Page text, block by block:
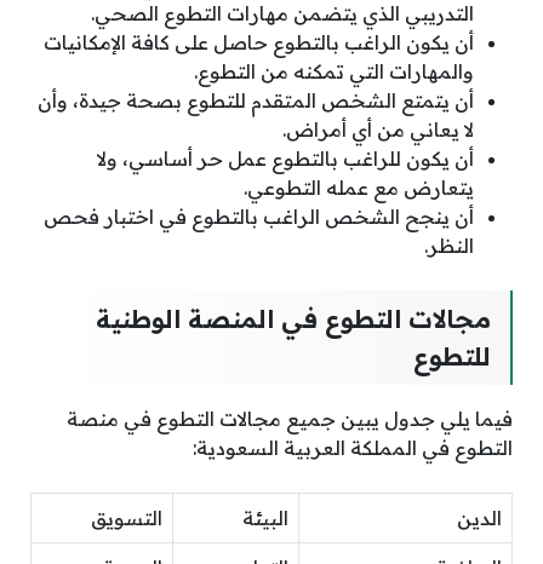
التدريبي الذي يتضمن مهارات التطوع الصحي.
أن يكون الراغب بالتطوع حاصل على كافة الإمكانيات
والمهارات التي تمكنه من التطوع.
أن يتمتع الشخص المتقدم للتطوع بصحة جيدة، وأن
لا يعاني من أي أمراض.
أن يكون للراغب بالتطوع عمل حر أساسي، ولا
يتعارض مع عمله التطوعي.
أن ينجح الشخص الراغب بالتطوع في اختبار فحص
النظر.
مجالات التطوع في المنصة الوطنية
للتطوع
فيما يلي جدول يبين جميع مجالات التطوع في منصة
التطوع في المملكة العربية السعودية:
الدين البيئة التسويق